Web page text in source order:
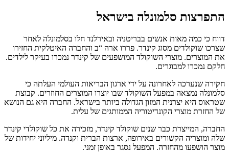
התפרצות סלמונלה בישראל
דווח כי כמה מאות אנשים בבריטניה ובאירלנד חלו בסלמונלה לאחר
שצרכו שוקולדים מסוג קינדר. פררו ארה “ב והחברה האיטלקית החזירו
את המוצרים. מוצרי השוקולד המושפעים של קינדר נמכרו בעיקר לילדים.
חלקם נמכרו למבוגרים.
חקירה שנערכה לאחרונה על ידי ארגון הבריאות העולמי העלתה כי
סלמונלה נמצאה במפעל השוקולד שבו יוצרו המוצרים החוזרים. קבוצת
שטראוס היא יצרנית המזון הגדולה ביותר בישראל. החברה היא גם הנושא
של החזרת מוצרי הקונדיטוריה הממותגים של עלית.
החברה, המייצרת כבר שנים שוקולד קינדר, מזכירה את כל שוקולדי קינדר
שלה ומוצריה הקשורים באירופה, ארצות הברית וקנדה. מיליוני יחידות של
מוצר הושפעו מהחזרה. המפעל נסגר באופן זמני.